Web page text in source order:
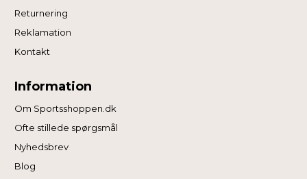
Returnering
Reklamation
Kontakt
Information
Om Sportsshoppen.dk
Ofte stillede spørgsmål
Nyhedsbrev
Blog